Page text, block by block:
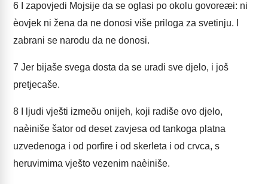
6 I zapovjedi Mojsije da se oglasi po okolu govoreæi: ni
èovjek ni žena da ne donosi više priloga za svetinju. I
zabrani se narodu da ne donosi.
7 Jer bijaše svega dosta da se uradi sve djelo, i još
pretjecaše.
8 I ljudi vješti izmeðu onijeh, koji radiše ovo djelo,
naèiniše šator od deset zavjesa od tankoga platna
uzvedenoga i od porfire i od skerleta i od crvca, s
heruvimima vješto vezenim naèiniše.